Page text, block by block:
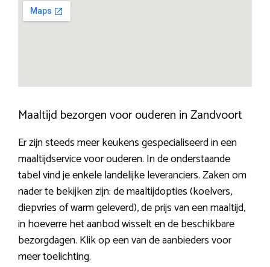
Maaltijd bezorgen voor ouderen in Zandvoort
Er zijn steeds meer keukens gespecialiseerd in een
maaltijdservice voor ouderen. In de onderstaande
tabel vind je enkele landelijke leveranciers. Zaken om
nader te bekijken zijn: de maaltijdopties (koelvers,
diepvries of warm geleverd), de prijs van een maaltijd,
in hoeverre het aanbod wisselt en de beschikbare
bezorgdagen. Klik op een van de aanbieders voor
meer toelichting.